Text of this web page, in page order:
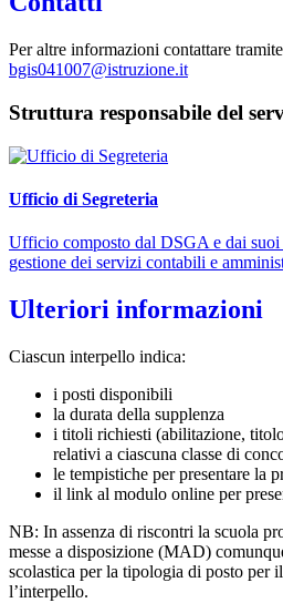
Per altre informazioni contattare
bgis041007@istruzione.it
Struttura responsabile del
Ufficio di Segreteria
Ufficio composto dal DSGA e dai
gestione dei servizi contabili e
Ulteriori informazioni
Ciascun interpello indica:
i posti disponibili
la durata della supplenza
i titoli richiesti (abilitazione,
relativi a ciascuna classe di
le tempistiche per presentare la
il link al modulo online per
NB: In assenza di riscontri la scuola
messe a disposizione (MAD)
scolastica per la tipologia di posto per
l’interpello.